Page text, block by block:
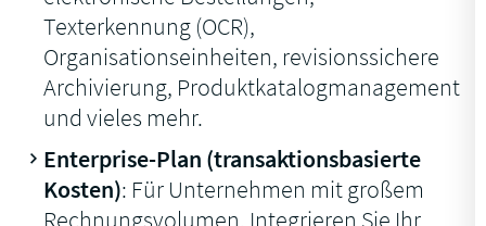
Texterkennung (OCR),
Organisationseinheiten, revisionssichere
Archivierung, Produktkatalogmanagement
und vieles mehr.
Enterprise-Plan (transaktionsbasierte
Kosten): Für Unternehmen mit großem
Rechnungsvolumen. Integrieren Sie Ihr